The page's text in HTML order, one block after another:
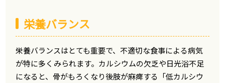
栄養バランス
栄養バランスはとても重要で、不適切な食事による病気
が特に多くみられます。カルシウムの欠乏や日光浴不足
になると、骨がもろくなり後肢が麻痺する「低カルシウ